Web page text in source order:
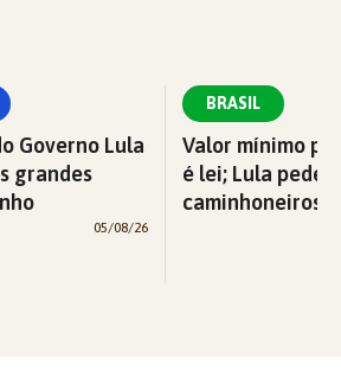
Governo Lula
grandes
05/08/26
BRASIL
Valor mínimo
é lei; Lula pede
caminhoneiros